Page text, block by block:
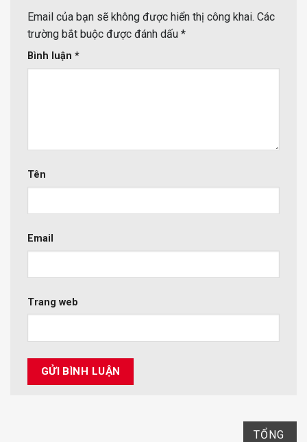
Email của bạn sẽ không được hiển thị công khai. Các
trường bắt buộc được đánh dấu *
Bình luận *
Tên
Email
Trang web
TỔNG